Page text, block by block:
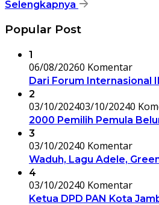
Selengkapnya
Popular Post
1
06/08/20260 Komentar
Dari Forum Internasional
2
03/10/202403/10/20240
2000 Pemilih Pemula
3
03/10/20240 Komentar
Waduh, Lagu Adele,
4
03/10/20240 Komentar
Ketua DPD PAN Kota